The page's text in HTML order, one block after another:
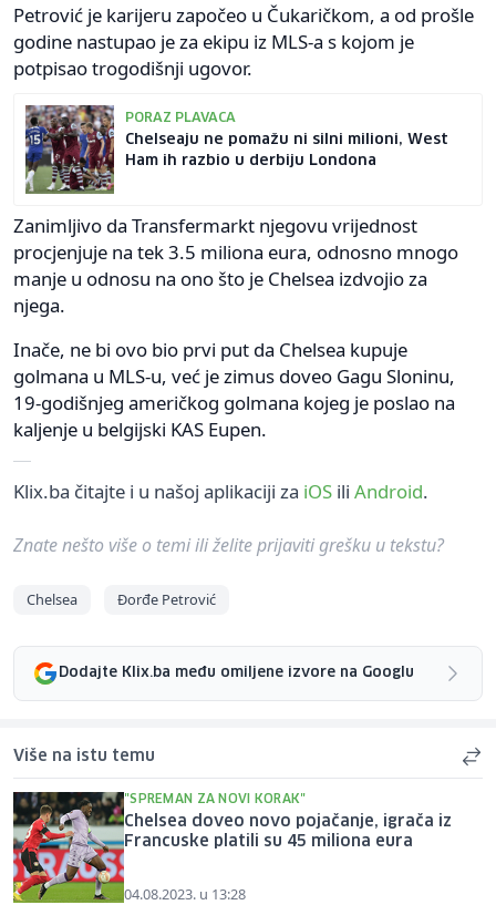
Petrović je karijeru započeo u Čukaričkom, a od prošle
godine nastupao je za ekipu iz MLS-a s kojom je
potpisao trogodišnji ugovor.
PORAZ PLAVACA
Chelseaju ne pomažu ni silni milioni, West
Ham ih razbio u derbiju Londona
Zanimljivo da Transfermarkt njegovu vrijednost
procjenjuje na tek 3.5 miliona eura, odnosno mnogo
manje u odnosu na ono što je Chelsea izdvojio za
njega.
Inače, ne bi ovo bio prvi put da Chelsea kupuje
golmana u MLS-u, već je zimus doveo Gagu Sloninu,
19-godišnjeg američkog golmana kojeg je poslao na
kaljenje u belgijski KAS Eupen.
Klix.ba čitajte i u našoj aplikaciji za iOS ili Android.
Znate nešto više o temi ili želite prijaviti grešku u tekstu?
Chelsea Đorđe Petrović
Dodajte Klix.ba među omiljene izvore na Googlu
Više na istu temu
"SPREMAN ZA NOVI KORAK"
Chelsea doveo novo pojačanje, igrača iz
Francuske platili su 45 miliona eura
04.08.2023. u 13:28